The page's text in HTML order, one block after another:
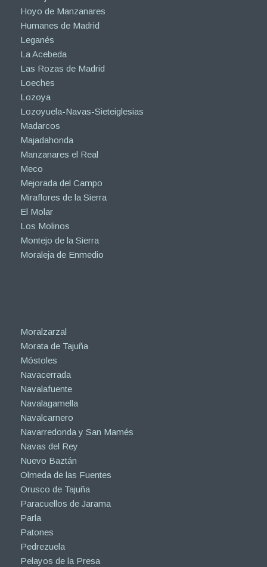
Hoyo de Manzanares
Humanes de Madrid
Leganés
La Acebeda
Las Rozas de Madrid
Loeches
Lozoya
Lozoyuela-Navas-Sieteiglesias
Madarcos
Majadahonda
Manzanares el Real
Meco
Mejorada del Campo
Miraflores de la Sierra
El Molar
Los Molinos
Montejo de la Sierra
Moraleja de Enmedio
Moralzarzal
Morata de Tajuña
Móstoles
Navacerrada
Navalafuente
Navalagamella
Navalcarnero
Navarredonda y San Mamés
Navas del Rey
Nuevo Baztán
Olmeda de las Fuentes
Orusco de Tajuña
Paracuellos de Jarama
Parla
Patones
Pedrezuela
Pelayos de la Presa